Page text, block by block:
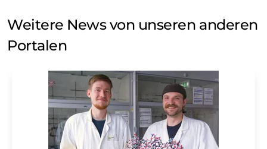
Weitere News von unseren anderen
Portalen